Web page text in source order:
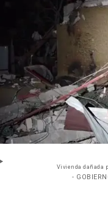
Vivienda dañada
-